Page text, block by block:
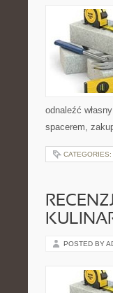
odnaleźć
spacerem,
CATEGORIES:
POSTED BY